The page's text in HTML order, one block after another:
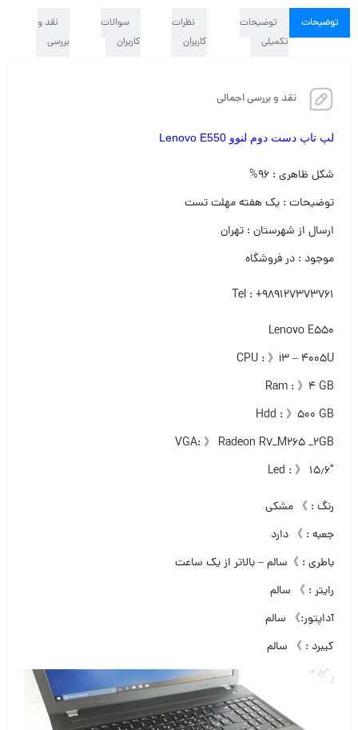
توضیحات
توضیحات
تکمیلی
نظرات
کاربران
سوالات
کاربران
نقد و
بررسی
نقد و بررسی اجمالی
لپ تاپ دست دوم لنوو Lenovo E550
شکل ظاهری : ۹۶%
توضیحات : یک هفته مهلت تست
ارسال از شهرستان : تهران
موجود : در فروشگاه
Tel : +989127373761
Lenovo E550
CPU : 》i3 – 4005U
Ram : 》۴ GB
Hdd : 》۵۰۰ GB
VGA: 》 Radeon R7_M265 _2GB
Led : 》 ۱۵٫۶″
رنگ : 》 مشکی
جعبه : 》 دارد
باطری : 》سالم – بالاتر از یک ساعت
رایتر : 》 سالم
آداپتور:》 سالم
کیبرد : 》 سالم